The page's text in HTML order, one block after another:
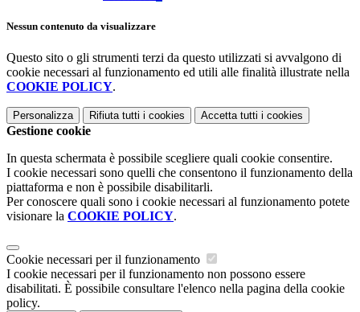
Nessun contenuto da visualizzare
Questo sito o gli strumenti terzi da questo utilizzati si avvalgono di
cookie necessari al funzionamento ed utili alle finalità illustrate nella
COOKIE POLICY.
Personalizza Rifiuta tutti i cookies Accetta tutti i cookies
Gestione cookie
In questa schermata è possibile scegliere quali cookie consentire.
I cookie necessari sono quelli che consentono il funzionamento della
piattaforma e non è possibile disabilitarli.
Per conoscere quali sono i cookie necessari al funzionamento potete
visionare la COOKIE POLICY.
Cookie necessari per il funzionamento
I cookie necessari per il funzionamento non possono essere
disabilitati. È possibile consultare l'elenco nella pagina della cookie
policy.